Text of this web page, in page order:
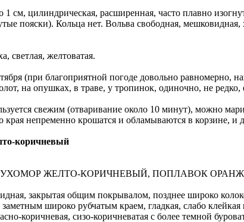
см, цилиндрическая, расширенная, часто плавно
пояски). Кольца нет. Вольва свободная, мешковидная,
светлая, желтоватая.
(при благоприятной погоде довольно равномерно,
на опушках, в траве, у тропинок, одиночно, не редко,
свежим (отваривание около 10 минут), можно
непременно крошатся и обламываются в корзине,
коричневый
ЖЕЛТО-КОРИЧНЕВЫЙ, ПОПЛАВОК
закрытая общим покрывалом, позднее широко
широко рубчатым краем, гладкая, слабо
коричневая, сизо-коричневатая с более темной